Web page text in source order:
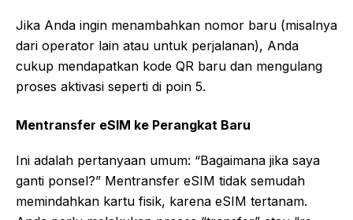
Jika Anda ingin menambahkan nomor baru (misalnya
dari operator lain atau untuk perjalanan), Anda
cukup mendapatkan kode QR baru dan mengulang
proses aktivasi seperti di poin 5.
Mentransfer eSIM ke Perangkat Baru
Ini adalah pertanyaan umum: “Bagaimana jika saya
ganti ponsel?” Mentransfer eSIM tidak semudah
memindahkan kartu fisik, karena eSIM tertanam.